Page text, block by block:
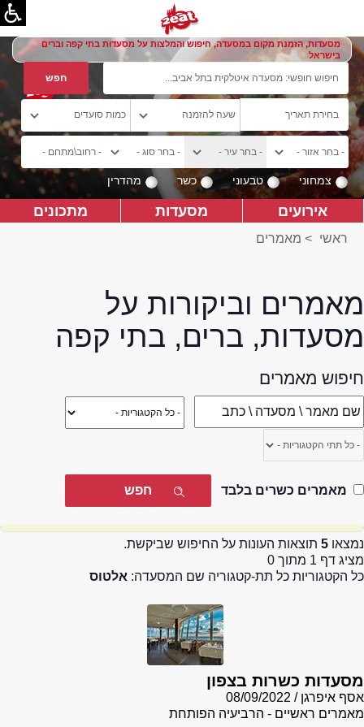
מסעדות, הזמנת מקום במסעדה, חיפוש והמלצות על מסעדות בתי קפה וברים
בישראל
צמחוני טבעוני כשר מהדרין
אירועים מסעדות מתכונים
ראשי > מאמרים
מאמרים וביקורות על
מסעדות, ברים, בתי קפה
חיפוש מאמרים
מאמרים כשרים בלבד
נמצאו 5 תוצאות העונות על החיפוש שביקשת.
מציג דף 1 מתוך 0
כל הקטגוריות כל תת-קטגוריה שם המסעדה: אלטוס
מסעדות כשרות בצפון
אסף איפרגן
08/09/2022
מאמרים ראשיים - הרביעיה הפותחת